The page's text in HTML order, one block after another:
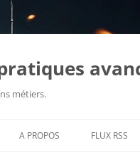
métiers.
A PROPOS FLUX RSS